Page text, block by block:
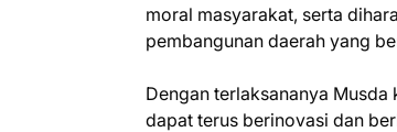
moral masyarakat, serta
pembangunan daerah yang
Dengan terlaksananya
dapat terus berinovasi dan